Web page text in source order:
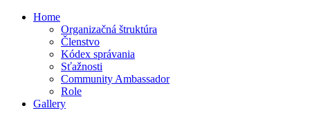
Home
Organizačná štruktúra
Členstvo
Kódex správania
Sťažnosti
Community Ambassador
Role
Gallery